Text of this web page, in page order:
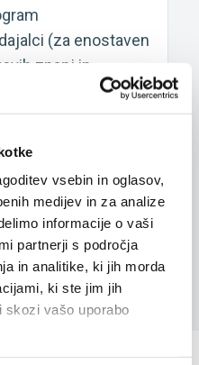
vsebin in oglasov,
medijev in za analize
informacije o vaši
partnerji s področja
in analitike, ki jih morda
ki ste jim jih
skozi vašo uporabo
(za enostaven
znanj in
primerjavo znanj
glede
si obzorja